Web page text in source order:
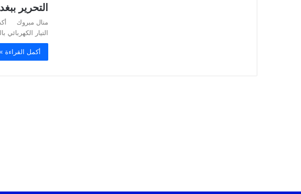
التحرير
منال مبروك أكد
التيار
أكمل القراءة »